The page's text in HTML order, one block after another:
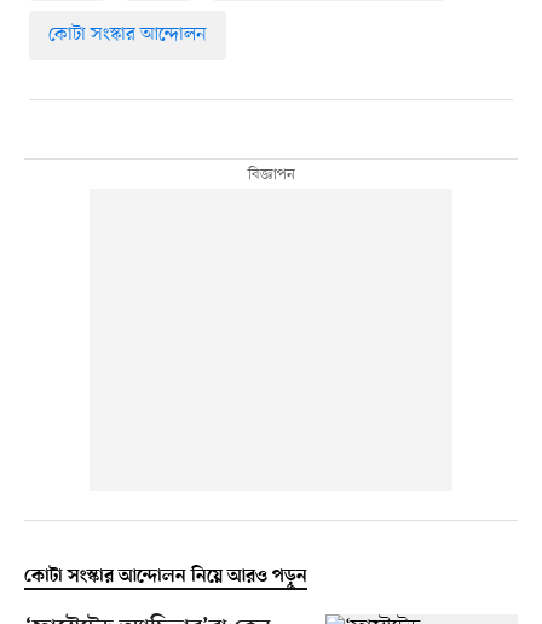
কোটা সংস্কার আন্দোলন
কোটা সংস্কার আন্দোলন নিয়ে আরও পড়ুন